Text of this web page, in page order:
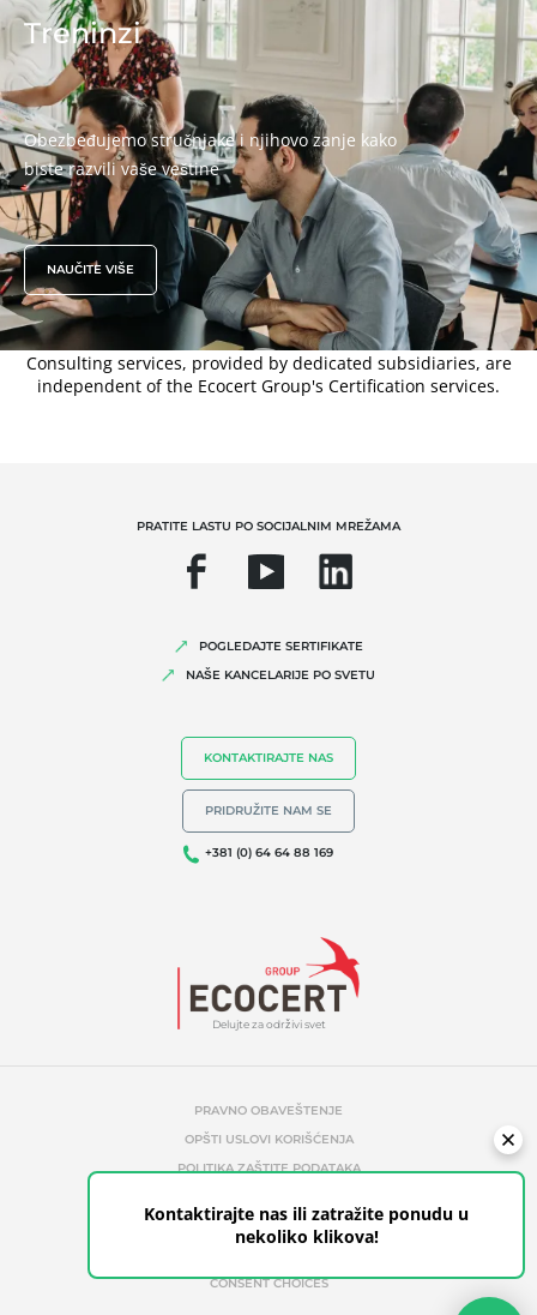
Treninzi
Obezbeđujemo stručnjake i njihovo zanje kako
biste razvili vaše veštine
NAUČITE VIŠE
Consulting services, provided by dedicated subsidiaries, are
independent of the Ecocert Group's Certification services.
Delujte za održivi svet
PRATITE LASTU PO SOCIJALNIM MREŽAMA
POGLEDAJTE SERTIFIKATE
NAŠE KANCELARIJE PO SVETU
KONTAKTIRAJTE NAS
PRIDRUŽITE NAM SE
+381 (0) 64 64 88 169
PRAVNO OBAVEŠTENJE
OPŠTI USLOVI KORIŠĆENJA
POLITIKA ZAŠTITE PODATAKA
NEOVLAŠĆENE REFERENCE
CONSENT CHOICES
Kontaktirajte nas ili zatražite ponudu u
nekoliko klikova!